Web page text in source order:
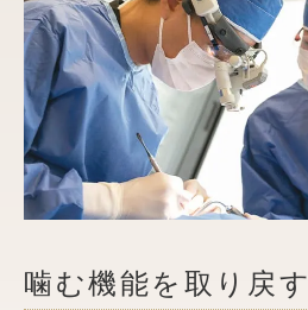
噛む機能を取り戻